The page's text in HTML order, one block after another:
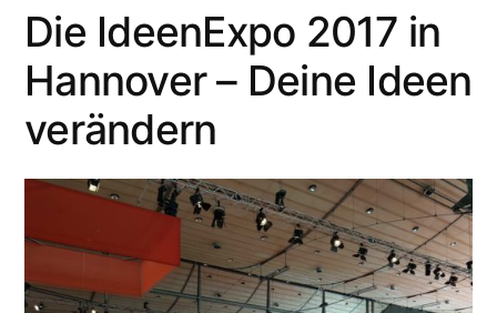
Die IdeenExpo 2017 in
Hannover – Deine Ideen
verändern